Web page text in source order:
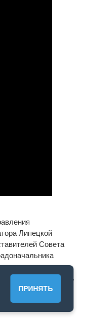
ПРИНЯТЬ
Липецкой
Совета
на посту
Светланы Бедровой.